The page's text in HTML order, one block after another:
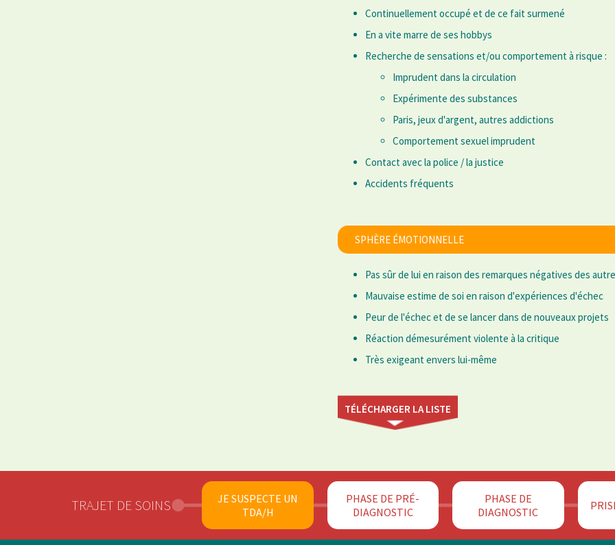
Continuellement occupé et de ce fait surmené
En a vite marre de ses hobbys
Recherche de sensations et/ou comportement à risque :
Imprudent dans la circulation
Expérimente des substances
Paris, jeux d'argent, autres addictions
Comportement sexuel imprudent
Contact avec la police / la justice
Accidents fréquents
SPHÈRE ÉMOTIONNELLE
Pas sûr de lui en raison des remarques négatives des
Mauvaise estime de soi en raison d'expériences d'échec
Peur de l'échec et de se lancer dans de nouveaux projets
Réaction démesurément violente à la critique
Très exigeant envers lui-même
TÉLÉCHARGER LA LISTE
TRAJET DE SOINS
JE SUSPECTE UN
TDA/H
PHASE DE PRÉ-
DIAGNOSTIC
PHASE DE
DIAGNOSTIC